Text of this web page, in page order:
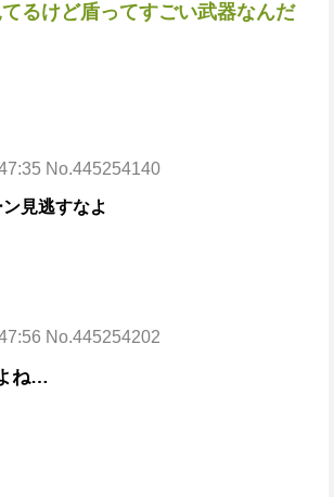
るけど盾ってすごい武器なんだ
No.445254140
見逃すなよ
No.445254202
ね…